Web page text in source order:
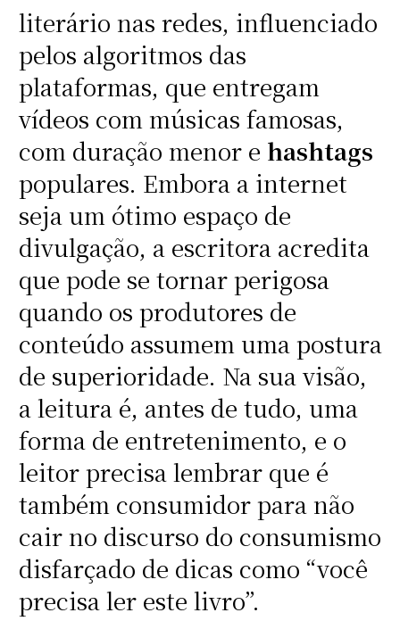
literário nas redes, influenciado
pelos algoritmos das
plataformas, que entregam
vídeos com músicas famosas,
com duração menor e hashtags
populares. Embora a internet
seja um ótimo espaço de
divulgação, a escritora acredita
que pode se tornar perigosa
quando os produtores de
conteúdo assumem uma postura
de superioridade. Na sua visão,
a leitura é, antes de tudo, uma
forma de entretenimento, e o
leitor precisa lembrar que é
também consumidor para não
cair no discurso do consumismo
disfarçado de dicas como “você
precisa ler este livro”.